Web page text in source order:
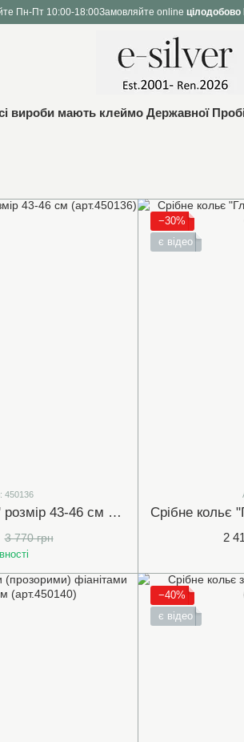
Пн-Пт 10:00-18:00Замовляйте online цілодобово
вироби мають клеймо Державної
450136
Срібне кольє "KISS" розмір 43-46 см (арт.450136)
3 770 грн
−30%
є відео
2
−40%
є відео